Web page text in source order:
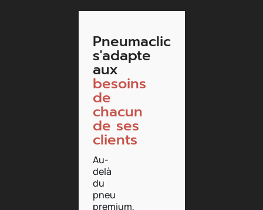
Pneumaclic
s'adapte
aux
besoins
de
chacun
de ses
clients
Au-
delà
du
pneu
premium,